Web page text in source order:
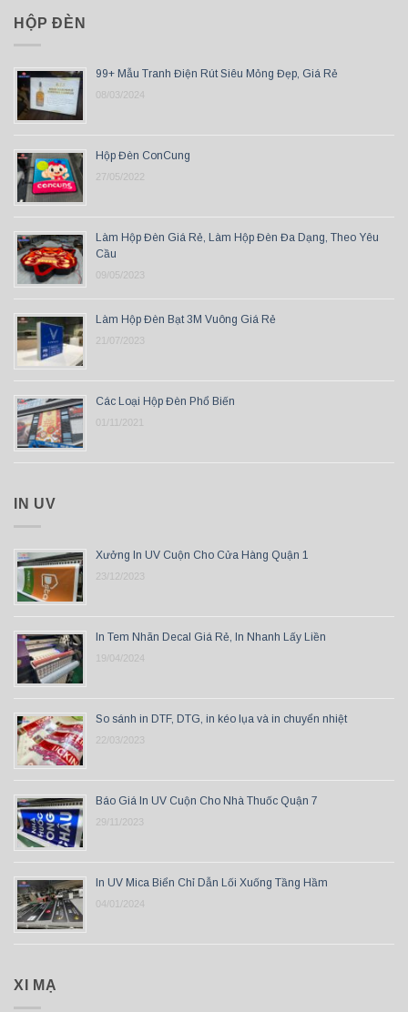
HỘP ĐÈN
99+ Mẫu Tranh Điện Rút Siêu Mỏng Đẹp, Giá Rẻ
08/03/2024
Hộp Đèn ConCung
27/05/2022
Làm Hộp Đèn Giá Rẻ, Làm Hộp Đèn Đa Dạng, Theo Yêu
Cầu
09/05/2023
Làm Hộp Đèn Bạt 3M Vuông Giá Rẻ
21/07/2023
Các Loại Hộp Đèn Phổ Biến
01/11/2021
IN UV
Xưởng In UV Cuộn Cho Cửa Hàng Quận 1
23/12/2023
In Tem Nhãn Decal Giá Rẻ, In Nhanh Lấy Liền
19/04/2024
So sánh in DTF, DTG, in kéo lụa và in chuyển nhiệt
22/03/2023
Báo Giá In UV Cuộn Cho Nhà Thuốc Quận 7
29/11/2023
In UV Mica Biển Chỉ Dẫn Lối Xuống Tầng Hầm
04/01/2024
XI MẠ